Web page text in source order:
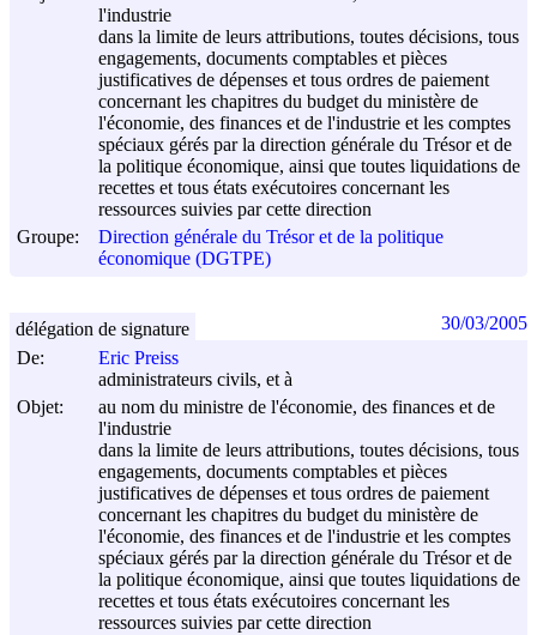
l'industrie
dans la limite de leurs attributions, toutes décisions, tous
engagements, documents comptables et pièces
justificatives de dépenses et tous ordres de paiement
concernant les chapitres du budget du ministère de
l'économie, des finances et de l'industrie et les comptes
spéciaux gérés par la direction générale du Trésor et de
la politique économique, ainsi que toutes liquidations de
recettes et tous états exécutoires concernant les
ressources suivies par cette direction
Groupe:
Direction générale du Trésor et de la politique
économique (DGTPE)
De:
Eric Preiss
administrateurs civils, et à
Objet:
au nom du ministre de l'économie, des finances et de
l'industrie
dans la limite de leurs attributions, toutes décisions, tous
engagements, documents comptables et pièces
justificatives de dépenses et tous ordres de paiement
concernant les chapitres du budget du ministère de
l'économie, des finances et de l'industrie et les comptes
spéciaux gérés par la direction générale du Trésor et de
la politique économique, ainsi que toutes liquidations de
recettes et tous états exécutoires concernant les
ressources suivies par cette direction
délégation de signature 30/03/2005